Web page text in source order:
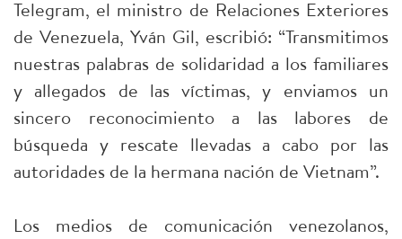
Telegram, el ministro de Relaciones Exteriores
de Venezuela, Yván Gil, escribió: “Transmitimos
nuestras palabras de solidaridad a los familiares
y allegados de las víctimas, y enviamos un
sincero reconocimiento a las labores de
búsqueda y rescate llevadas a cabo por las
autoridades de la hermana nación de Vietnam”.
Los medios de comunicación venezolanos,